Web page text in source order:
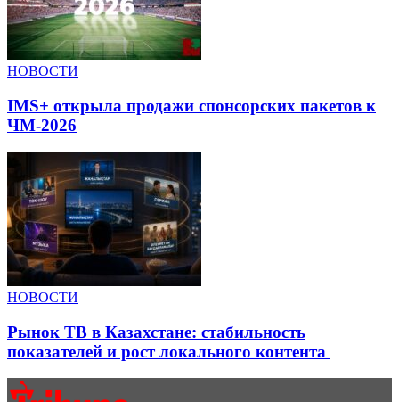
НОВОСТИ
IMS+ открыла продажи спонсорских пакетов к
ЧМ-2026
НОВОСТИ
Рынок ТВ в Казахстане: стабильность
показателей и рост локального контента